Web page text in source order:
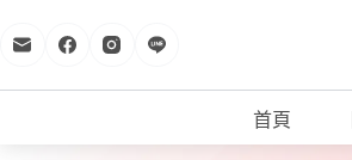
至
首頁